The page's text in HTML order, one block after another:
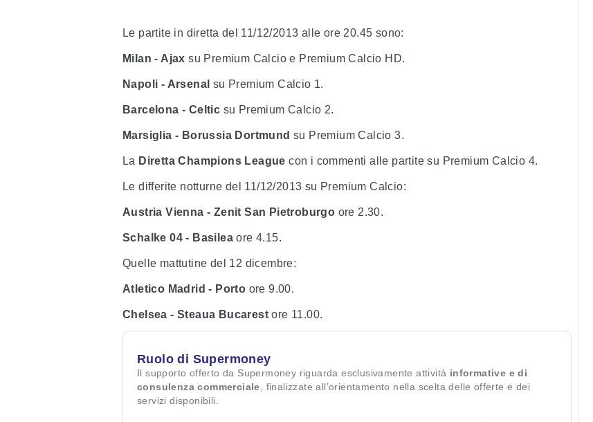
Le partite in diretta del 11/12/2013 alle ore 20.45 sono:
Milan - Ajax su Premium Calcio e Premium Calcio HD.
Napoli - Arsenal su Premium Calcio 1.
Barcelona - Celtic su Premium Calcio 2.
Marsiglia - Borussia Dortmund su Premium Calcio 3.
La Diretta Champions League con i commenti alle partite su Premium Calcio 4.
Le differite notturne del 11/12/2013 su Premium Calcio:
Austria Vienna - Zenit San Pietroburgo ore 2.30.
Schalke 04 - Basilea ore 4.15.
Quelle mattutine del 12 dicembre:
Atletico Madrid - Porto ore 9.00.
Chelsea - Steaua Bucarest ore 11.00.
Ruolo di Supermoney
Il supporto offerto da Supermoney riguarda esclusivamente attività informative e di
consulenza commerciale , finalizzate all’orientamento nella scelta delle offerte e dei
servizi disponibili.